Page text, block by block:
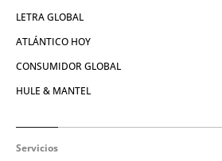
LETRA GLOBAL
ATLÁNTICO HOY
CONSUMIDOR GLOBAL
HULE & MANTEL
Servicios